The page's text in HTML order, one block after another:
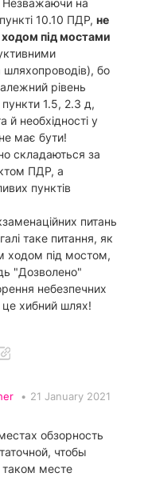
Незважаючи на
10.10 ПДР, не
ходом під мостами
бо
рівень
1.5, 2.3 д,
й необхідності у
має бути!
складаються за
ПДР, а
пунктів
питань
таке питання, як
ходом під мостом,
"Дозволено"
небезпечних
це хибний шлях!
• 21 January 2021
обзорность
чтобы
месте